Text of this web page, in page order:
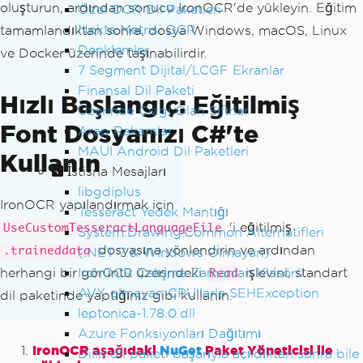
Özel OCR Dil Paketleri
Nokta Matrisi OCR
Denklemler
7 Segment Dijital/LCGF Ekranlar
Finansal Dil Paketi
Üzerinde Çizgi Olan Sıfırlar
Arap Rakamlar
MAUI Android Dil Paketleri
İstisna Mesajları
libgdiplus
Tesseract Yedek Mantığı
System.Drawing.Common Alternatifleri
(.NET 7 & Windows Olmayan)
IronOCR Çalışma Zamanları Klasörü
AVX olmayan CPU'larla SEHException
leptonica-1.78.0.dll
Azure Fonksiyonları Dağıtımı
Dilin dil paketi başarıyla açıldıktan sonra bile
oluşturun, ardından sonucu IronOCR'de yükleyin. Eğitim
tamamlandıktan sonra, dosya Windows, macOS, Linux
ve Docker üzerinde taşınabilirdir.
Hızlı Başlangıç: Eğitilmiş
Font Dosyanızı C#'te
Kullanın
IronOCR yapılandırmak için
UseCustomTesseractLanguageFile 'i eğitilmiş
.traineddata dosyasına yönlendirin ve ardından
herhangi bir görüntü üzerindeki Read işlevini, standart
dil paketinde yaptığınız gibi kullanın.
IronOCR aşağıdakiNuGetPaket Yöneticisi ile